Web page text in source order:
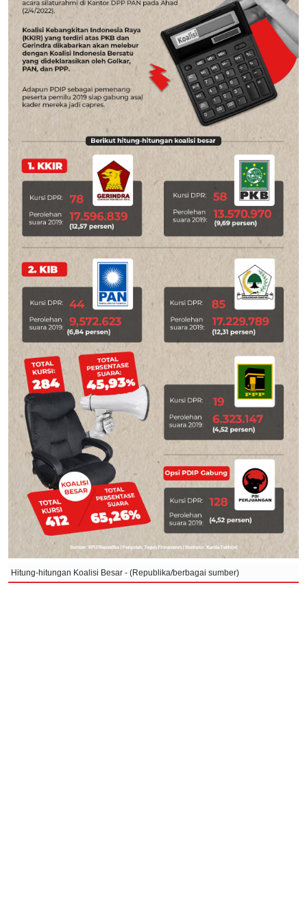
Hitung-hitungan Koalisi Besar - (Republika/berbagai sumber)